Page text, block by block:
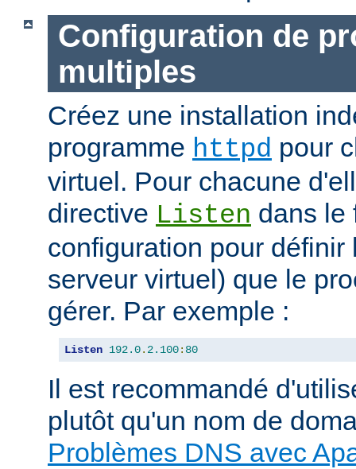
Configuration de
multiples
Créez une installation
programme httpd pour
virtuel. Pour chacune
directive Listen dans le
configuration pour définir
serveur virtuel) que le
gérer. Par exemple :
Listen 192.0. 2.100: 80
Il est recommandé
plutôt qu'un nom de
Problèmes DNS avec